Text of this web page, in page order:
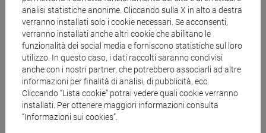
Corsi di studio e percorsi
[FMR61] SCIENZE FILOSOFICHE - Laurea
magistrale (DM270)
percorso comune
analisi statistiche anonime. Cliccando sulla X in alto a destra
verranno installati solo i cookie necessari. Se acconsenti,
verranno installati anche altri cookie che abilitano le
funzionalità dei social media e forniscono statistiche sul loro
utilizzo. In questo caso, i dati raccolti saranno condivisi
anche con i nostri partner, che potrebbero associarli ad altre
informazioni per finalità di analisi, di pubblicità, ecc.
Cliccando “Lista cookie” potrai vedere quali cookie verranno
installati. Per ottenere maggiori informazioni consulta
“Informazioni sui cookies”.